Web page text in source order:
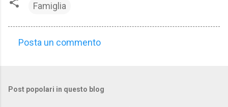
Famiglia
m
Posta un commento
Post popolari in questo blog